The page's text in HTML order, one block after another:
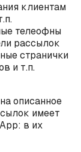
клиентам
телеофны
рассылок
странички
и т.п.
описанное
имеет
в их